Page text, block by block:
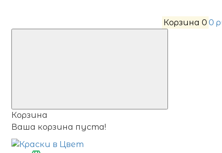
Корзина 0 0
Корзина
Ваша корзина пуста!